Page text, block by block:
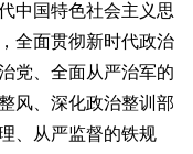
国特色社会主义思
全面贯彻新时代政治
党、全面从严治军的
风、深化政治整训部
、从严监督的铁规